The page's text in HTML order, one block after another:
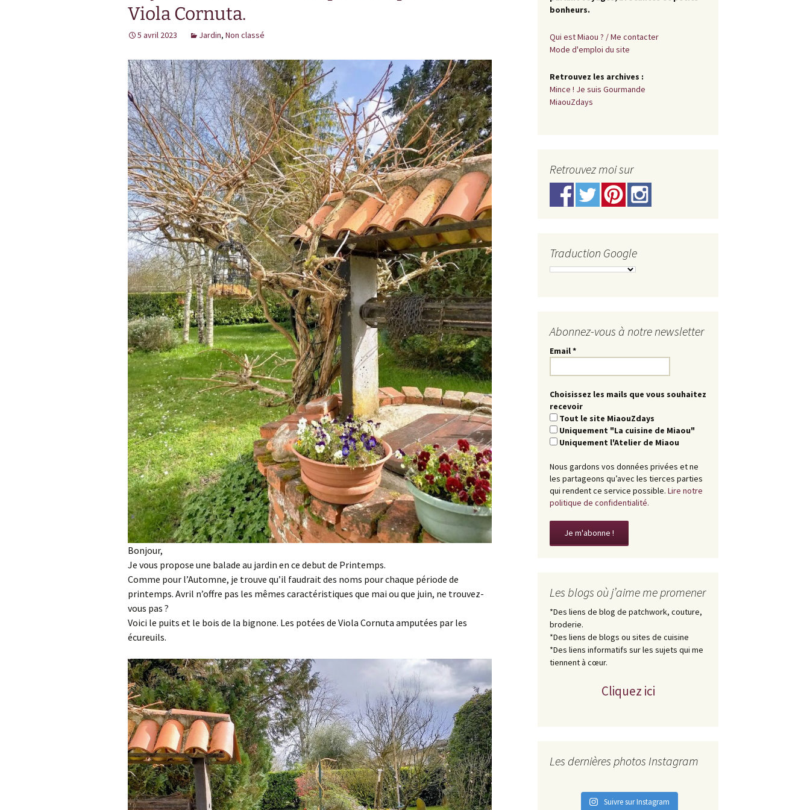
Viola Cornuta.
5 avril 2023 Jardin, Non classé
Bonjour,
Je vous propose une balade au jardin en ce debut de Printemps.
Comme pour l’Automne, je trouve qu’il faudrait des noms pour chaque période de
printemps. Avril n’offre pas les mêmes caractéristiques que mai ou que juin, ne trouvez-
vous pas ?
Voici le puits et le bois de la bignone. Les potées de Viola Cornuta amputées par les
écureuils.
bonheurs.
Qui est Miaou ? / Me contacter
Mode d'emploi du site
Retrouvez les archives :
Mince ! Je suis Gourmande
MiaouZdays
Retrouvez moi sur
Traduction Google
Abonnez-vous à notre newsletter
Email*
Choisissez les mails que vous souhaitez
recevoir
Tout le site MiaouZdays
Uniquement "La cuisine de Miaou"
Uniquement l'Atelier de Miaou
Nous gardons vos données privées et ne
les partageons qu’avec les tierces parties
qui rendent ce service possible. Lire notre
politique de confidentialité.
Les blogs où j’aime me promener
*Des liens de blog de patchwork, couture,
broderie.
*Des liens de blogs ou sites de cuisine
*Des liens informatifs sur les sujets qui me
tiennent à cœur.
Cliquez ici
Les dernières photos Instagram
Suivre sur Instagram